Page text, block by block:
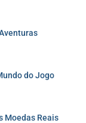
do Jogo
Moedas Reais